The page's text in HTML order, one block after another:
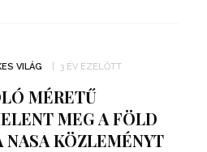
VILÁG 3 ÉV EZELŐTT
MÉRETŰ
MEG A FÖLD
NASA KÖZLEMÉNYT